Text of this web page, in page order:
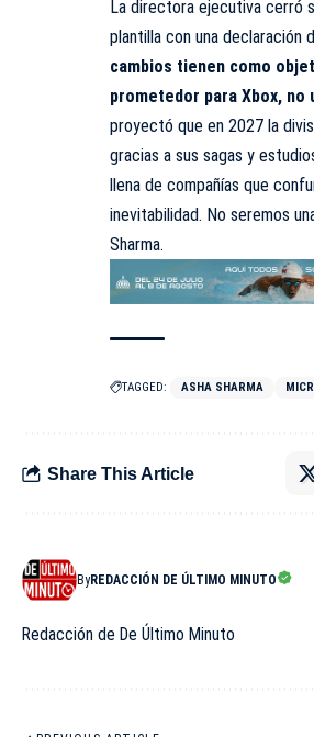
La directora ejecutiva cerró
plantilla con una declaración
cambios tienen como
prometedor para Xbox, no
proyectó que en 2027 la
gracias a sus sagas y
llena de compañías que
inevitabilidad. No seremos
Sharma.
TAGGED: ASHA SHARMA
Share This Article
ByREDACCIÓN DE ÚLTIMO MINUTO
Redacción de De Último Minuto